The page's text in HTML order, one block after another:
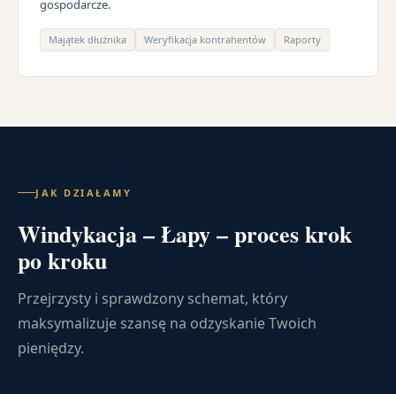
gospodarcze.
Majątek dłużnika Weryfikacja kontrahentów Raporty
JAK DZIAŁAMY
Windykacja – Łapy – proces krok
po kroku
Przejrzysty i sprawdzony schemat, który
maksymalizuje szansę na odzyskanie Twoich
pieniędzy.